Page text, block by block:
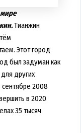
Тианжин
Этот город
был задуман как
других
сентябре 2008
в 2020
35 тысяч